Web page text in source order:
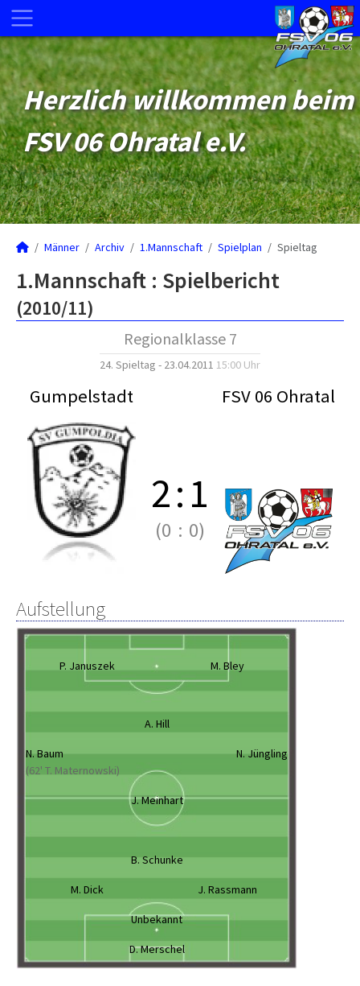
Herzlich willkommen beim
FSV 06 Ohratal e.V.
Männer Archiv 1.Mannschaft Spielplan Spieltag
1.Mannschaft : Spielbericht
(2010/11)
Regionalklasse 7
24. Spieltag - 23.04.2011 15:00 Uhr
Gumpelstadt FSV 06 Ohratal
2:1
(0 : 0)
Aufstellung
P. Januszek M. Bley
A. Hill
N. Baum
(62' T. Maternowski)
N. Jüngling
J. Meinhart
B. Schunke
M. Dick J. Rassmann
Unbekannt
D. Merschel